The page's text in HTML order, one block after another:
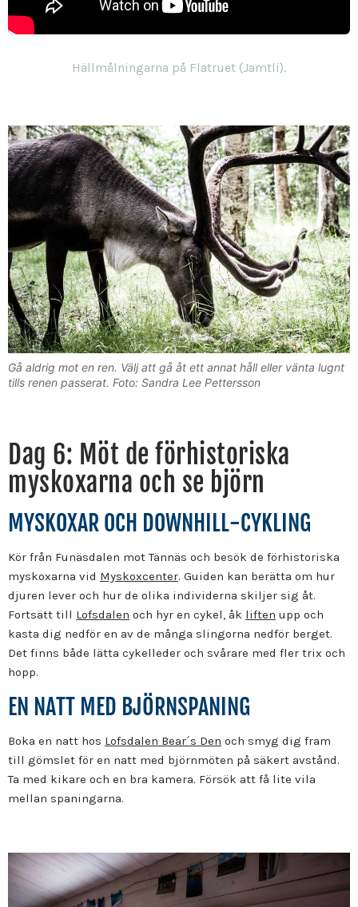
Hällmålningarna på Flatruet (Jamtli).
Gå aldrig mot en ren. Välj att gå åt ett annat håll eller vänta lugnt
tills renen passerat. Foto: Sandra Lee Pettersson
Dag 6: Möt de förhistoriska
myskoxarna och se björn
MYSKOXAR OCH DOWNHILL-CYKLING
Kör från Funäsdalen mot Tännäs och besök de förhistoriska
myskoxarna vid Myskoxcenter. Guiden kan berätta om hur
djuren lever och hur de olika individerna skiljer sig åt.
Fortsätt till Lofsdalen och hyr en cykel, åk liften upp och
kasta dig nedför en av de många slingorna nedför berget.
Det finns både lätta cykelleder och svårare med fler trix och
hopp.
EN NATT MED BJÖRNSPANING
Boka en natt hos Lofsdalen Bear´s Den och smyg dig fram
till gömslet för en natt med björnmöten på säkert avstånd.
Ta med kikare och en bra kamera. Försök att få lite vila
mellan spaningarna.